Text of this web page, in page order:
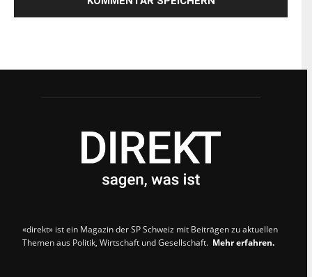
«direkt» ist ein Magazin der SP Schweiz mit Beiträgen zu aktuellen
Themen aus Politik, Wirtschaft und Gesellschaft. Mehr erfahren.